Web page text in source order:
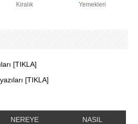
Kiralık Yemekleri
[TIKLA]
[TIKLA]
NEREYE NASIL